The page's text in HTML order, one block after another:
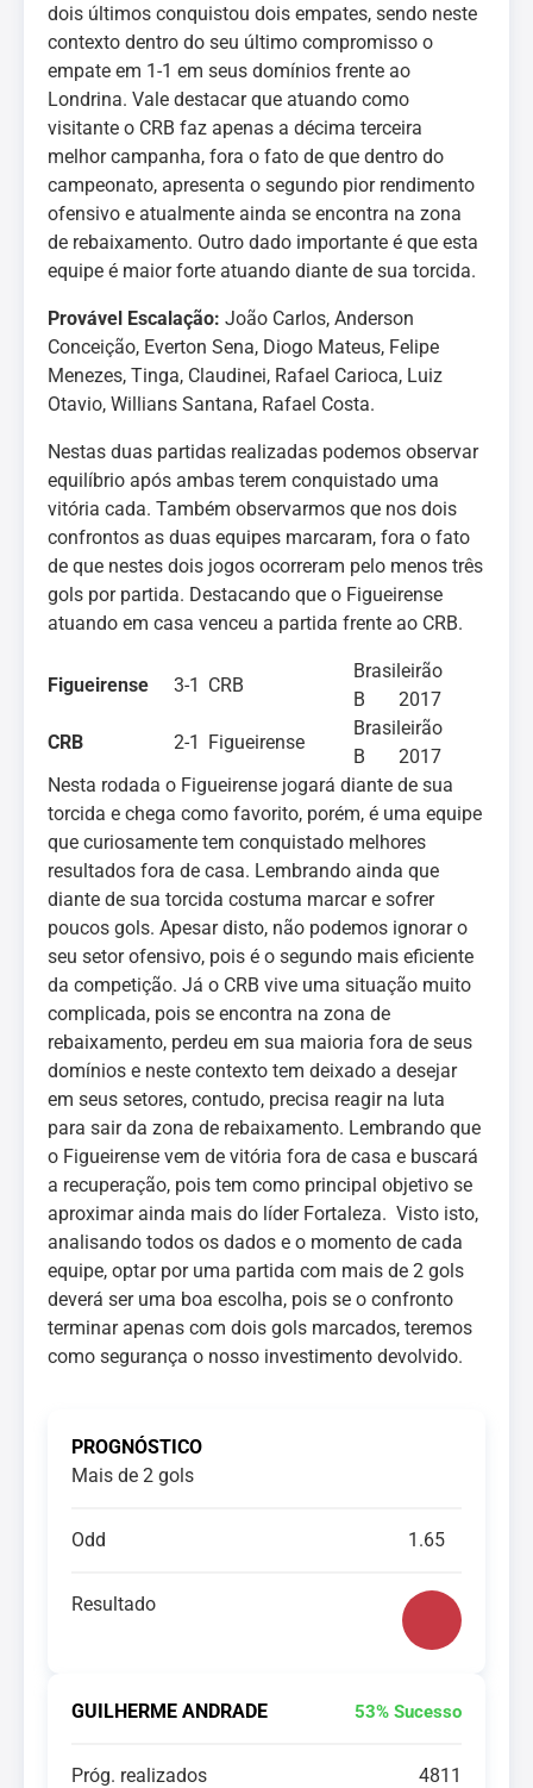
dois últimos conquistou dois empates, sendo neste
contexto dentro do seu último compromisso o
empate em 1-1 em seus domínios frente ao
Londrina. Vale destacar que atuando como
visitante o CRB faz apenas a décima terceira
melhor campanha, fora o fato de que dentro do
campeonato, apresenta o segundo pior rendimento
ofensivo e atualmente ainda se encontra na zona
de rebaixamento. Outro dado importante é que esta
equipe é maior forte atuando diante de sua torcida.
Provável Escalação: João Carlos, Anderson
Conceição, Everton Sena, Diogo Mateus, Felipe
Menezes, Tinga, Claudinei, Rafael Carioca, Luiz
Otavio, Willians Santana, Rafael Costa.
Nestas duas partidas realizadas podemos observar
equilíbrio após ambas terem conquistado uma
vitória cada. Também observarmos que nos dois
confrontos as duas equipes marcaram, fora o fato
de que nestes dois jogos ocorreram pelo menos três
gols por partida. Destacando que o Figueirense
atuando em casa venceu a partida frente ao CRB.
Figueirense 3-1 CRB
Brasileirão
B 2017
CRB
2-1 Figueirense
Brasileirão
B 2017
Nesta rodada o Figueirense jogará diante de sua
torcida e chega como favorito, porém, é uma equipe
que curiosamente tem conquistado melhores
resultados fora de casa. Lembrando ainda que
diante de sua torcida costuma marcar e sofrer
poucos gols. Apesar disto, não podemos ignorar o
seu setor ofensivo, pois é o segundo mais eficiente
da competição. Já o CRB vive uma situação muito
complicada, pois se encontra na zona de
rebaixamento, perdeu em sua maioria fora de seus
domínios e neste contexto tem deixado a desejar
em seus setores, contudo, precisa reagir na luta
para sair da zona de rebaixamento. Lembrando que
o Figueirense vem de vitória fora de casa e buscará
a recuperação, pois tem como principal objetivo se
aproximar ainda mais do líder Fortaleza. Visto isto,
analisando todos os dados e o momento de cada
equipe, optar por uma partida com mais de 2 gols
deverá ser uma boa escolha, pois se o confronto
terminar apenas com dois gols marcados, teremos
como segurança o nosso investimento devolvido.
PROGNÓSTICO
Mais de 2 gols
Odd 1.65
Resultado
GUILHERME ANDRADE 53% Sucesso
Próg. realizados 4811